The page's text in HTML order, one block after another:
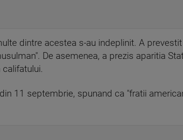
dintre acestea s-au indeplinit. A
De asemenea, a prezis aparitia
11 septembrie, spunand ca "fratii